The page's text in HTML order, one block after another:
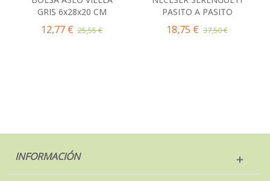
GRIS 6x28x20 CM
12,77 € 25,55 €
PASITO A PASITO
18,75 € 37,50 €
INFORMACIÓN